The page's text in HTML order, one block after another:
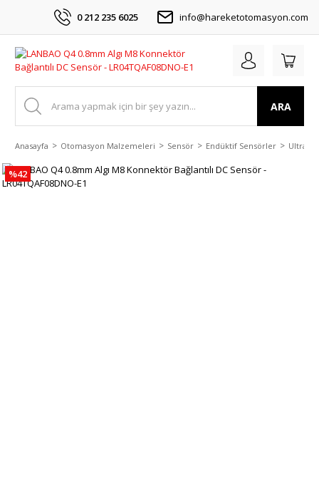
0 212 235 6025 info@hareketotomasyon.com
ARA
Anasayfa Otomasyon Malzemeleri Sensör Endüktif Sensörler Ultra
%42